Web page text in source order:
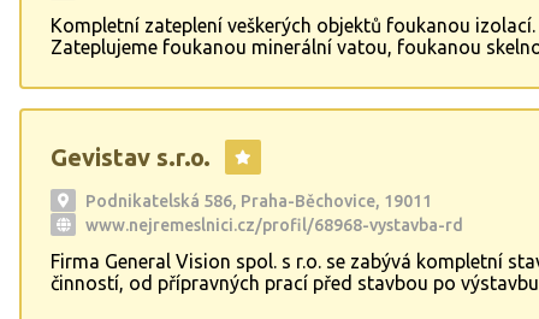
Kompletní zateplení veškerých objektů foukanou izolací.
Zateplujeme foukanou minerální vatou, foukanou
výhradním dodavatelem kvalitní tuzemské foukané
„IZOSPOL Granulát“.
Gevistav s.r.o.
Podnikatelská 586, Praha-Běchovice, 19011
www.nejremeslnici.cz/profil/68968-vystavba-rd
Firma General Vision spol. s r.o. se zabývá kompletní
činností, od přípravných prací před stavbou po výstavbu